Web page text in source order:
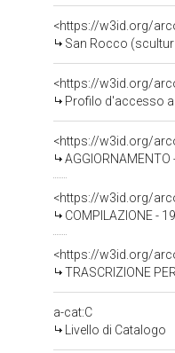
<https://w3id.org/
San Rocco
<https://w3id.org/
Profilo d'accesso
<https://w3id.org/
<https://w3id.org/
COMPILAZIONE -
<https://w3id.org/
TRASCRIZIONE
a-cat:C
Livello di Catalogo